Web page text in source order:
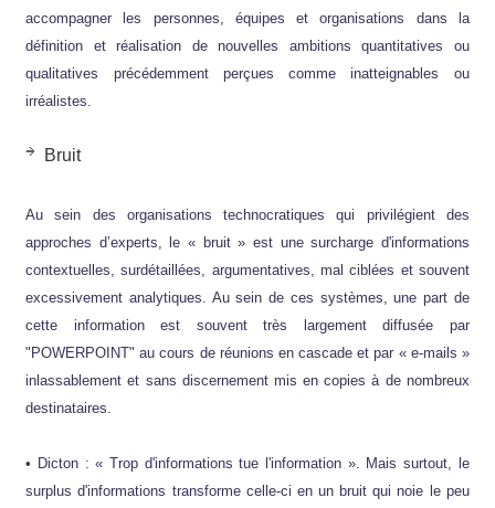
accompagner les personnes, équipes et organisations dans la
définition et réalisation de nouvelles ambitions quantitatives ou
qualitatives précédemment perçues comme inatteignables ou
irréalistes.
Bruit
Au sein des organisations technocratiques qui privilégient des
approches d’experts, le « bruit » est une surcharge d'informations
contextuelles, surdétaillées, argumentatives, mal ciblées et souvent
excessivement analytiques. Au sein de ces systèmes, une part de
cette information est souvent très largement diffusée par
"POWERPOINT" au cours de réunions en cascade et par « e-mails »
inlassablement et sans discernement mis en copies à de nombreux
destinataires.
• Dicton : « Trop d'informations tue l'information ». Mais surtout, le
surplus d'informations transforme celle-ci en un bruit qui noie le peu